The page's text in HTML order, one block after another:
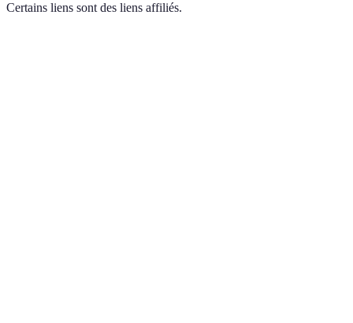
Certains liens sont des liens affiliés.